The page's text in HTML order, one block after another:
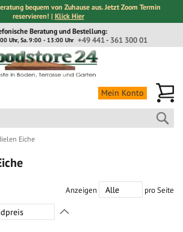
bequem von Zuhause aus. Jetzt Zoom Termin
reservieren! | Klick Hier
Beratung und Bestellung:
+49 441 - 361 300 01
Uhr, Sa. 9:00 - 13:00 Uhr
Mein Konto
Eiche
Anzeigen pro Seite